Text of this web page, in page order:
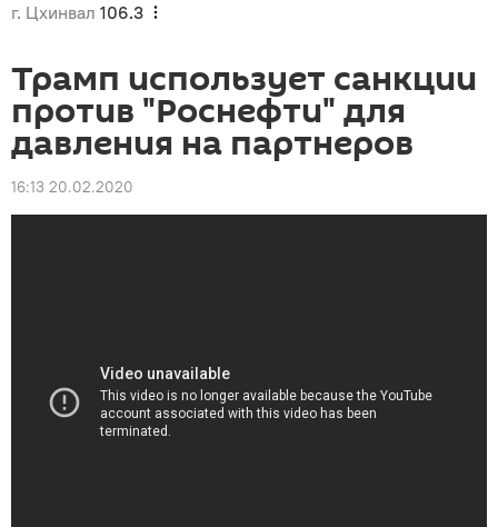
г. Цхинвал 106.3
Трамп использует санкции
против "Роснефти" для
давления на партнеров
16:13 20.02.2020